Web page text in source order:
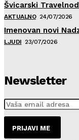
Švicarski
AKTUALNO 24/07/2026
Imenovan novi
LJUDI 23/07/2026
Newsletter
PRIJAVI ME